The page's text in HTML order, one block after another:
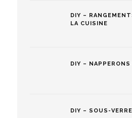
DIY –
LA CUISINE
DIY – NAPPERONS
DIY – SOUS-